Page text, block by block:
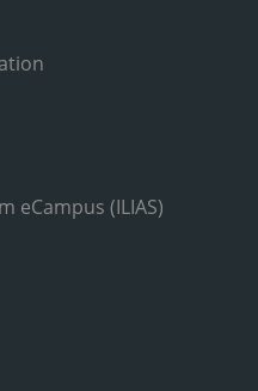
eCampus (ILIAS)